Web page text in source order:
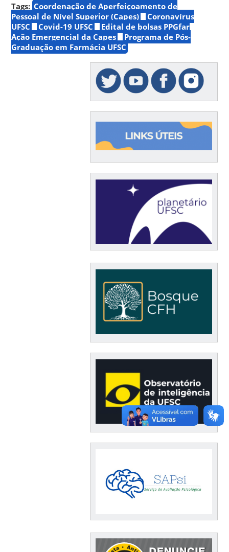
Tags: Coordenação de Aperfeiçoamento de
Pessoal de Nível Superior (Capes)
Coronavírus
UFSC
Covid-19 UFSC
Edital de bolsas PPGfar
Ação Emergencial da Capes
Programa de Pós-
Graduação em Farmácia UFSC